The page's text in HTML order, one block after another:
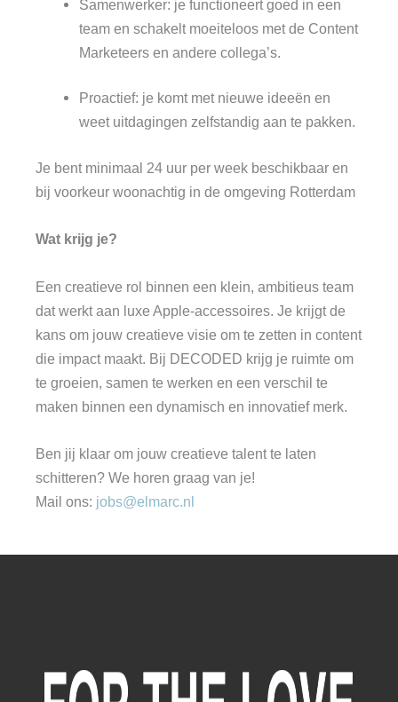
Samenwerker: je functioneert goed in een
team en schakelt moeiteloos met de Content
Marketeers en andere collega’s.
Proactief: je komt met nieuwe ideeën en
weet uitdagingen zelfstandig aan te pakken.
Je bent minimaal 24 uur per week beschikbaar en
bij voorkeur woonachtig in de omgeving Rotterdam
Wat krijg je?
Een creatieve rol binnen een klein, ambitieus team
dat werkt aan luxe Apple-accessoires. Je krijgt de
kans om jouw creatieve visie om te zetten in content
die impact maakt. Bij DECODED krijg je ruimte om
te groeien, samen te werken en een verschil te
maken binnen een dynamisch en innovatief merk.
Ben jij klaar om jouw creatieve talent te laten
schitteren? We horen graag van je!
Mail ons: jobs@elmarc.nl